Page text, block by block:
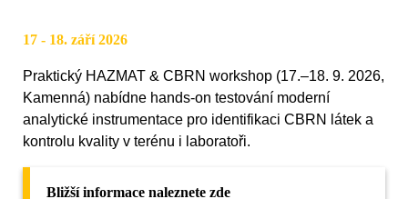
17 - 18. září 2026
Praktický HAZMAT & CBRN workshop (17.–18. 9. 2026,
Kamenná) nabídne hands-on testování moderní
analytické instrumentace pro identifikaci CBRN látek a
kontrolu kvality v terénu i laboratoři.
Bližší informace naleznete zde